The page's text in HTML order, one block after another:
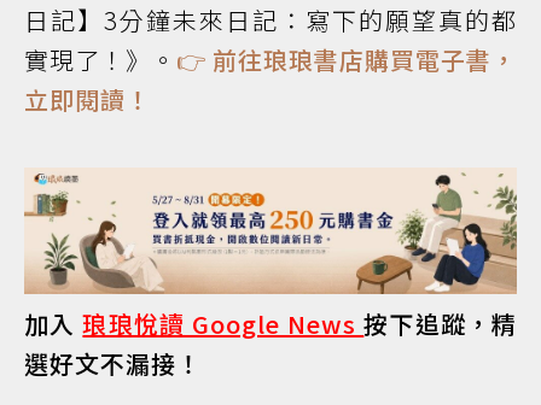
日記】3分鐘未來日記：寫下的願望真的都
實現了！》。 👉 前往琅琅書店購買電子書，
立即閱讀！
加入琅琅悅讀 Google News按下追蹤，精
選好文不漏接！